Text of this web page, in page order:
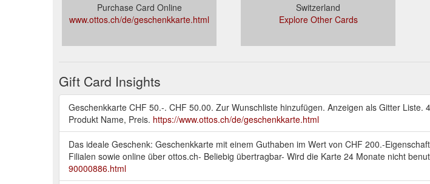
Purchase Card Online
www.ottos.ch/de/geschenkkarte.html
Switzerland
Explore Other Cards
Gift Card Insights
Geschenkkarte CHF 50.-. CHF 50.00. Zur Wunschliste hinzufügen. Anzeigen als Gitter Liste.
Produkt Name, Preis. https://www.ottos.ch/de/geschenkkarte.html
Das ideale Geschenk: Geschenkkarte mit einem Guthaben im Wert von CHF 200.-
Filialen sowie online über ottos.ch- Beliebig übertragbar- Wird die Karte 24 Monate nicht
90000886.html